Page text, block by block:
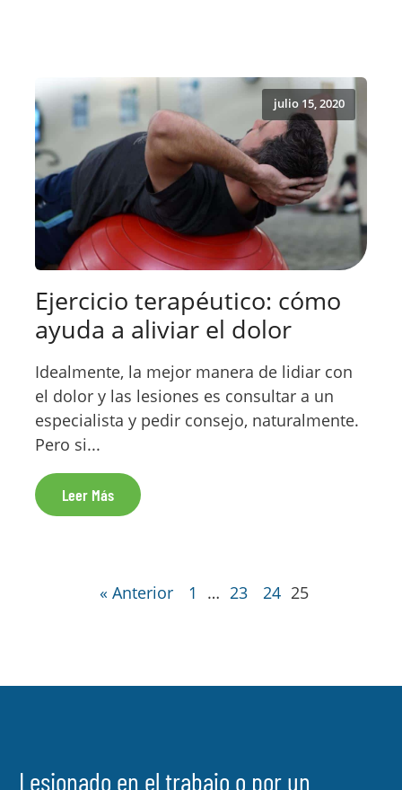
julio 15, 2020
Ejercicio terapéutico: cómo
ayuda a aliviar el dolor
Idealmente, la mejor manera de lidiar con
el dolor y las lesiones es consultar a un
especialista y pedir consejo, naturalmente.
Pero si...
Leer Más
« Anterior 1 … 23 24 25
Lesionado en el trabajo o por un